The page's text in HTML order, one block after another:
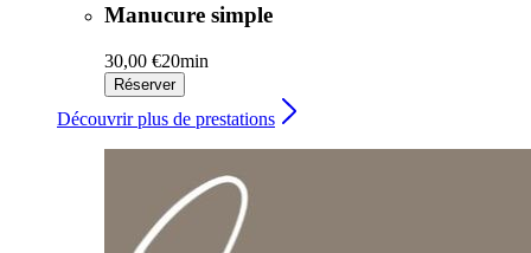
Manucure simple
30,00 €20min
Réserver
Découvrir plus de prestations